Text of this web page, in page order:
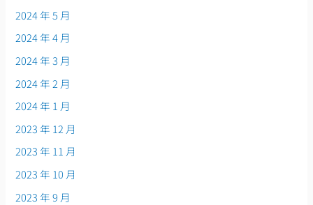
2024 年 5 月
2024 年 4 月
2024 年 3 月
2024 年 2 月
2024 年 1 月
2023 年 12 月
2023 年 11 月
2023 年 10 月
2023 年 9 月